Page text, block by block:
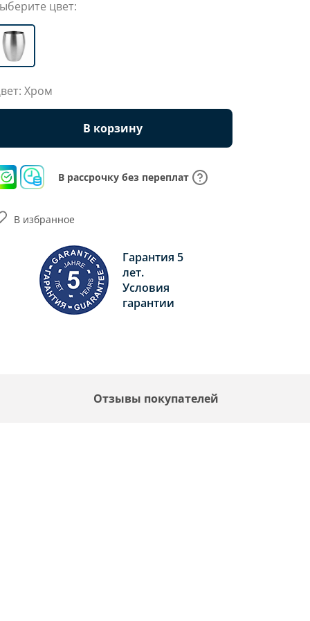
цвет:
Хром
В корзину
В рассрочку без переплат
Гарантия 5
лет.
Условия
гарантии
В избранное
Отзывы покупателей